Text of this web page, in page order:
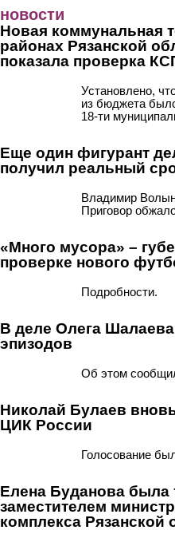
новости
Новая коммунальная
районах Рязанской
показала проверка
Установлено,
из бюджета
18-ти
Еще один фигурант
получил реальный
Владимир
Приговор
«Много мусора» –
проверке нового
Подробности.
В деле Олега
эпизодов
Об этом
Николай Булаев
ЦИК России
Голосование
Елена Буданова была
заместителем
комплекса Рязанской